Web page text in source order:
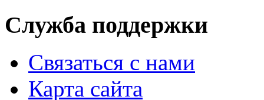
Служба поддержки
Связаться с нами
Карта сайта